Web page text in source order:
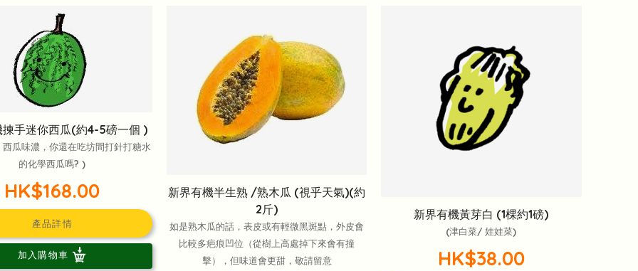
揀手迷你西瓜(約4-5磅一個 )
瓜味濃，你還在吃坊間打針打糖水
的化學西瓜嗎? )
HK$168.00
產品詳情
加入購物車
新界有機半生熟 /熟木瓜 (視乎天氣)(約
2斤)
如是熟木瓜的話，表皮或有輕微黑斑點，外皮會
比較多疤痕凹位（從樹上高處掉下來會有撞
擊），但味道會更甜，敬請留意
新界有機黃芽白 (1棵約1磅)
(津白菜/ 娃娃菜)
HK$38.00